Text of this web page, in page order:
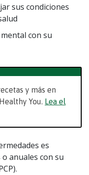
sus condiciones
con su
y más en
You. Lea el
es
anuales con su